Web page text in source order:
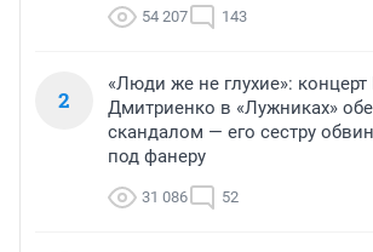
54 207 143
2
«Люди же не глухие»: концерт
Дмитриенко в «Лужниках»
скандалом — его сестру
под фанеру
31 086 52